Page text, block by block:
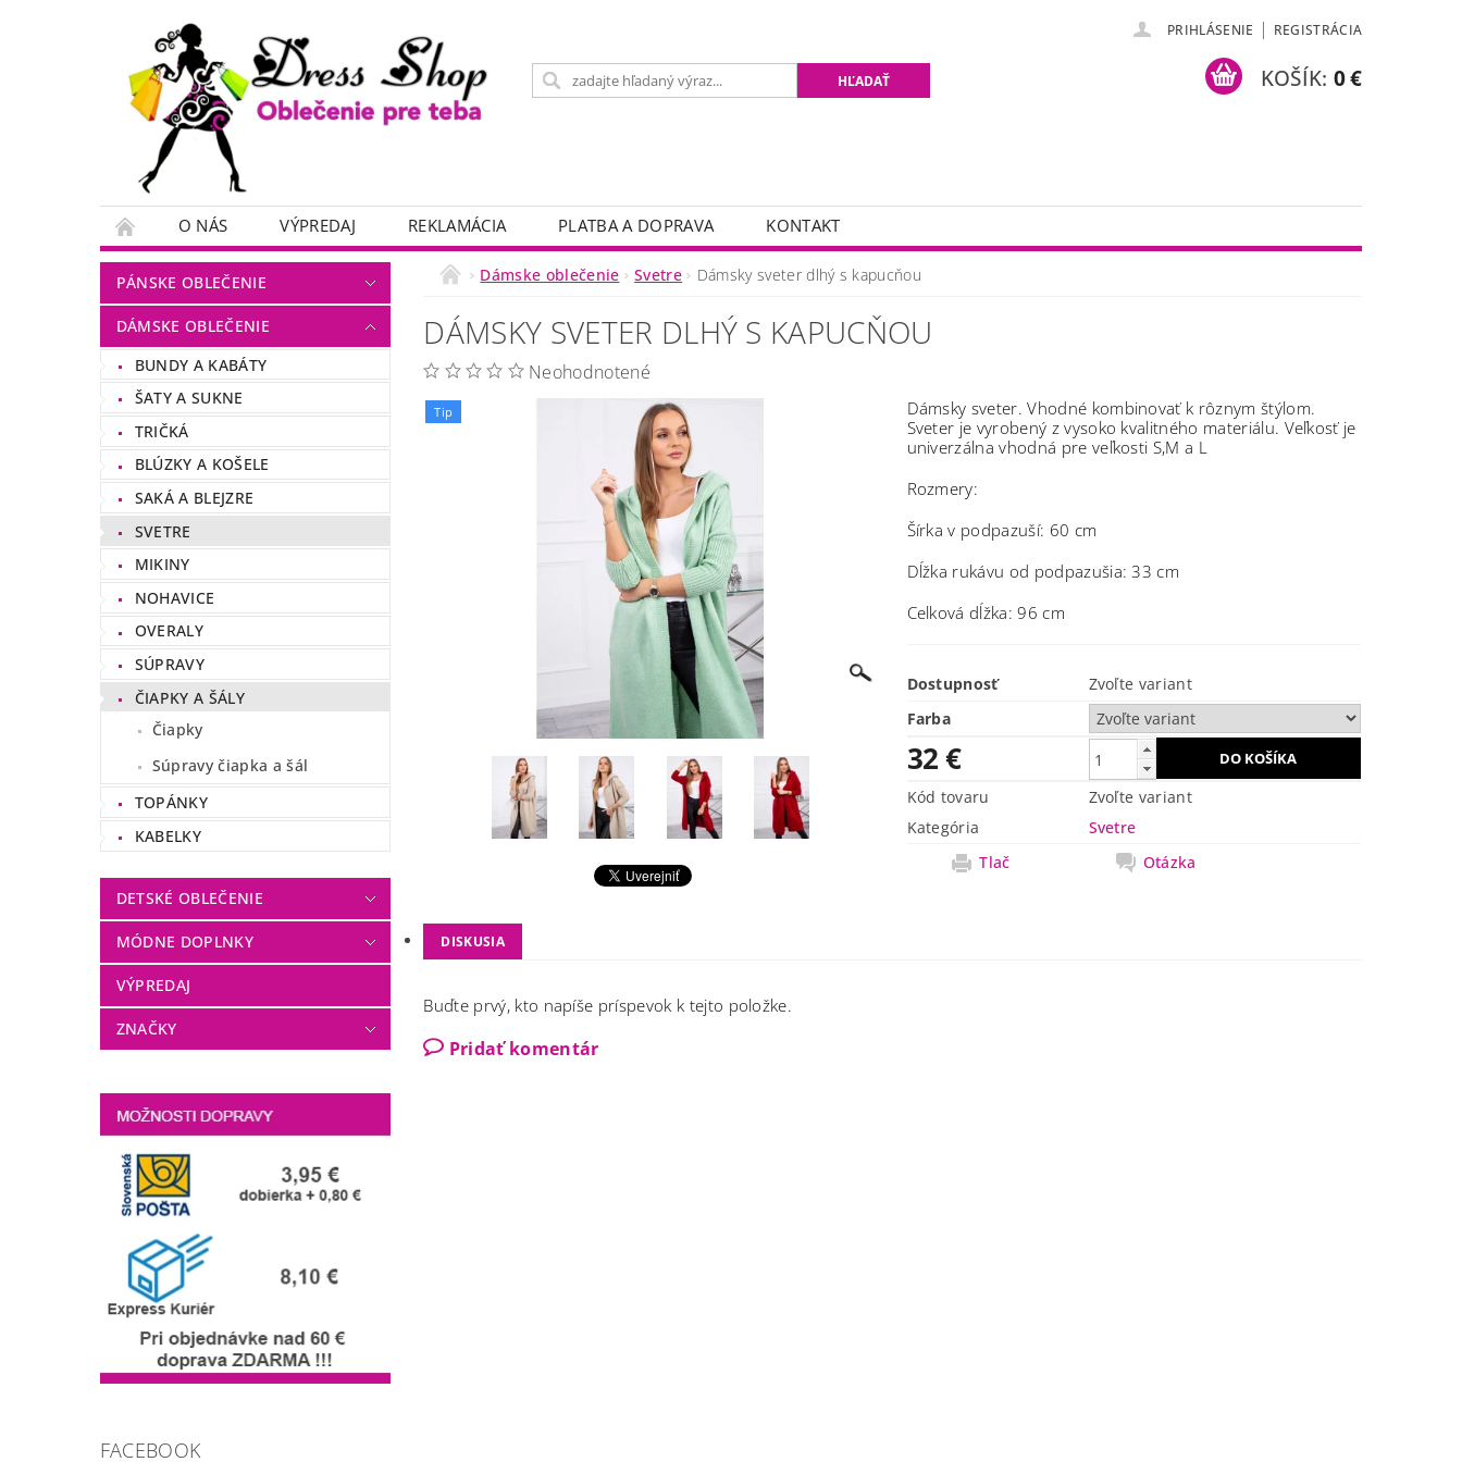
PRIHLÁSENIE | REGISTRÁCIA
KOŠÍK: 0 €
O NÁS VÝPREDAJ REKLAMÁCIA PLATBA A DOPRAVA KONTAKT
PÁNSKE OBLEČENIE
DÁMSKE OBLEČENIE
BUNDY A KABÁTY
ŠATY A SUKNE
TRIČKÁ
BLÚZKY A KOŠELE
SAKÁ A BLEJZRE
SVETRE
MIKINY
NOHAVICE
OVERALY
SÚPRAVY
ČIAPKY A ŠÁLY
Čiapky
Súpravy čiapka a šál
TOPÁNKY
KABELKY
DETSKÉ OBLEČENIE
MÓDNE DOPLNKY
VÝPREDAJ
ZNAČKY
FACEBOOK
Dámske oblečenie Svetre Dámsky sveter dlhý s kapucňou
DÁMSKY SVETER DLHÝ S KAPUCŇOU
Neohodnotené
Tip
Dámsky sveter. Vhodné kombinovať k rôznym štýlom.
Sveter je vyrobený z vysoko kvalitného materiálu. Veľkosť je
univerzálna vhodná pre veľkosti S,M a L
Rozmery:
Šírka v podpazuší: 60 cm
Dĺžka rukávu od podpazušia: 33 cm
Celková dĺžka: 96 cm
Dostupnosť
Zvoľte variant
Farba
32 €
Kód tovaru
Zvoľte variant
Kategória
Svetre
Tlač
Otázka
DISKUSIA
Buďte prvý, kto napíše príspevok k tejto položke.
Pridať komentár